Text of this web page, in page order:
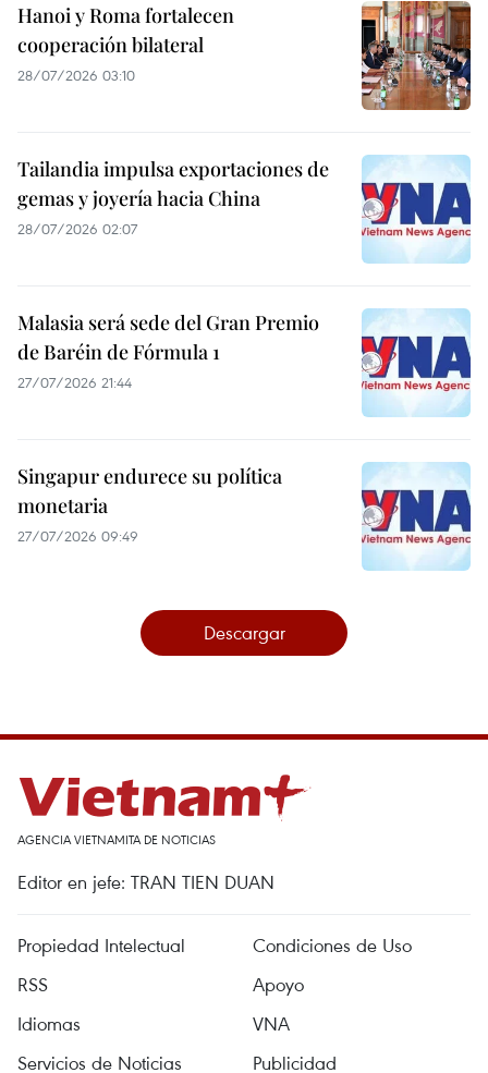
Hanoi y Roma fortalecen
cooperación bilateral
28/07/2026 03:10
Tailandia impulsa exportaciones de
gemas y joyería hacia China
28/07/2026 02:07
Malasia será sede del Gran Premio
de Baréin de Fórmula 1
27/07/2026 21:44
Singapur endurece su política
monetaria
27/07/2026 09:49
Descargar
AGENCIA VIETNAMITA DE NOTICIAS
Editor en jefe: TRAN TIEN DUAN
Propiedad Intelectual
Condiciones de Uso
RSS
Apoyo
Idiomas
VNA
Servicios de Noticias
Publicidad